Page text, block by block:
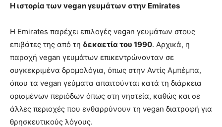
Η ιστορία των veganγευμάτων στην Emirates
Η Emirates παρέχει επιλογές vegan γευμάτων στους
επιβάτες της από τη δεκαετία του 1990. Αρχικά, η
παροχή vegan γευμάτων επικεντρώνονταν σε
συγκεκριμένα δρομολόγια, όπως στην Αντίς Αμπέμπα,
όπου τα vegan γεύματα απαιτούνται κατά τη διάρκεια
ορισμένων περιόδων όπως στη νηστεία, καθώς και σε
άλλες περιοχές που ενθαρρύνουν τη vegan διατροφή για
θρησκευτικούς λόγους.